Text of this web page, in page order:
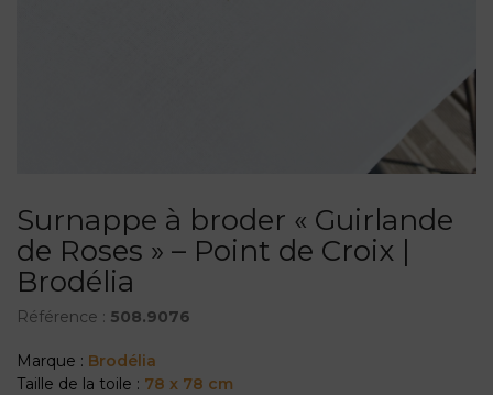
Surnappe à broder « Guirlande
de Roses » – Point de Croix |
Brodélia
Référence : 508.9076
Marque : Brodélia
Taille de la toile : 78 x 78 cm